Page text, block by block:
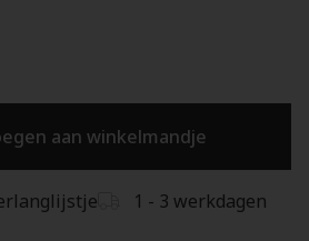
aan winkelmandje
1 - 3 werkdagen